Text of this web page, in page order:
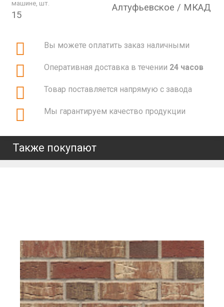
машине, шт.
15
Алтуфьевское / МКАД
Вы можете оплатить заказ наличными
Оперативная доставка в течении 24 часов
Товар поставляется напрямую с завода
Мы гарантируем качество продукции
Также покупают